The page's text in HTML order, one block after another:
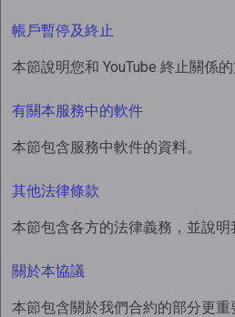
帳戶暫停及終止
本節說明您和 YouTube 終止關係的
有關本服務中的軟件
本節包含服務中軟件的資料。
其他法律條款
本節包含各方的法律義務，並說明
關於本協議
本節包含關於我們合約的部分更